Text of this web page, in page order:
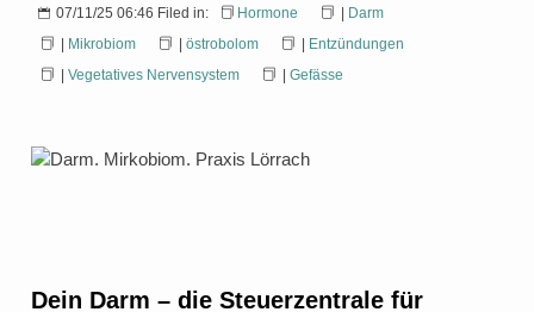
07/11/25 06:46 Filed in: Hormone
Darm
Mikrobiom östrobolom
Entzündungen
Vegetatives Nervensystem Gefässe
Dein Darm – die Steuerzentrale für